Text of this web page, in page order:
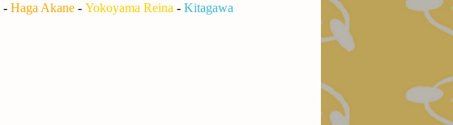
- Haga Akane - Yokoyama Reina - Kitagawa